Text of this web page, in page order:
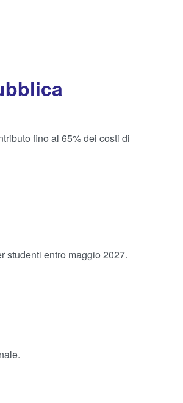
fino al 65% dei costi di
studenti entro maggio 2027.